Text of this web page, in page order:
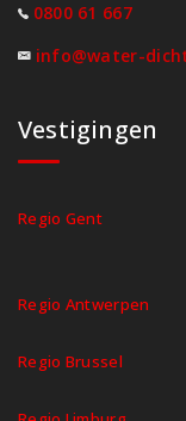
0800 61 667
info@water-
Vestigingen
Regio Gent
Regio Antwerpen
Regio Brussel